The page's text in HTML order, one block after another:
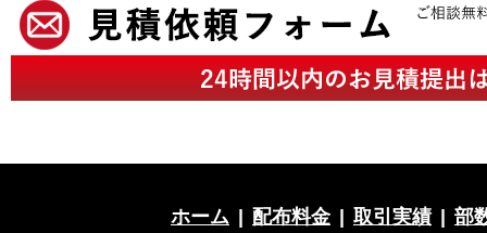
ホーム 配布料金 取引実績 部